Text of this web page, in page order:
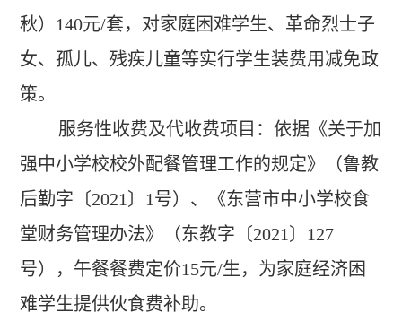
秋）140元/套，对家庭困难学生、革命烈士子
女、孤儿、残疾儿童等实行学生装费用减免政
策。
服务性收费及代收费项目：依据《关于加
强中小学校校外配餐管理工作的规定》（鲁教
后勤字〔2021〕1号）、《东营市中小学校食
堂财务管理办法》（东教字〔2021〕127
号），午餐餐费定价15元/生，为家庭经济困
难学生提供伙食费补助。